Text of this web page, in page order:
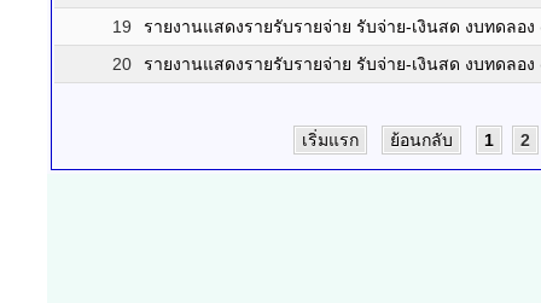
19
รายงานแสดงรายรับรายจ่าย รับจ่าย-เงินสด งบทดลอง
20
รายงานแสดงรายรับรายจ่าย รับจ่าย-เงินสด งบทดลอง
เริ่มแรก ย้อนกลับ 1 2